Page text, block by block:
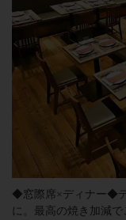
◆窓際席×ディナー◆
に。最高の焼き加減